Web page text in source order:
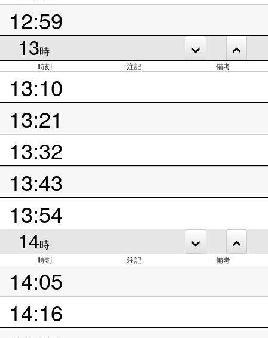
12:59
13時
時刻 注記 備考
13:10
13:21
13:32
13:43
13:54
14時
時刻 注記 備考
14:05
14:16